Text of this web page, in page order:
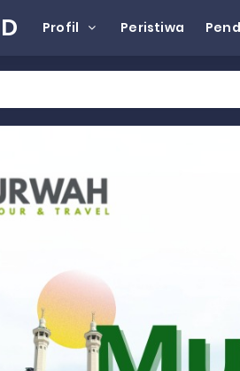
Profil Peristiwa
Penguatan Kapasitas Dai dan
Hunian Tetap KARTA untuk
Kabiro Kesra Hadiri dan
SUMATERA BARAT
SUMATERA BARAT